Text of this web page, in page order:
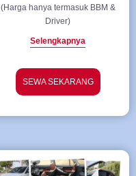
(Harga hanya termasuk BBM &
Driver)
Selengkapnya
SEWA SEKARANG